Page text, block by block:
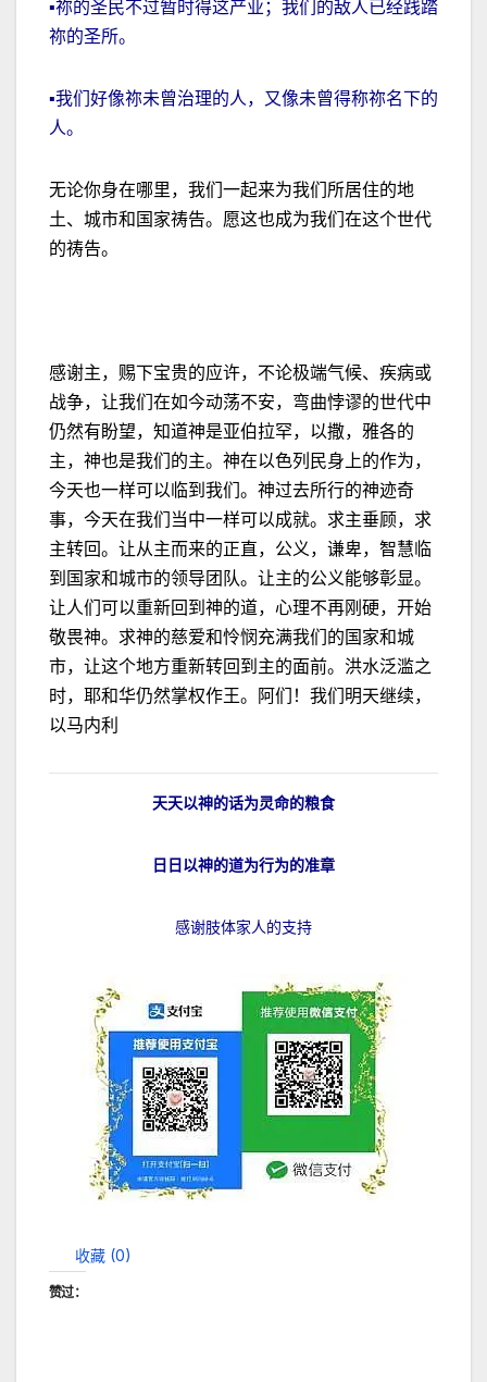
▪祢的圣民不过暂时得这产业；我们的敌人已经践踏
祢的圣所。
▪我们好像祢未曾治理的人，又像未曾得称祢名下的
人。
无论你身在哪里，我们一起来为我们所居住的地
土、城市和国家祷告。愿这也成为我们在这个世代
的祷告。
感谢主，赐下宝贵的应许，不论极端气候、疾病或
战争，让我们在如今动荡不安，弯曲悖谬的世代中
仍然有盼望，知道神是亚伯拉罕，以撒，雅各的
主，神也是我们的主。神在以色列民身上的作为，
今天也一样可以临到我们。神过去所行的神迹奇
事，今天在我们当中一样可以成就。求主垂顾，求
主转回。让从主而来的正直，公义，谦卑，智慧临
到国家和城市的领导团队。让主的公义能够彰显。
让人们可以重新回到神的道，心理不再刚硬，开始
敬畏神。求神的慈爱和怜悯充满我们的国家和城
市，让这个地方重新转回到主的面前。洪水泛滥之
时，耶和华仍然掌权作王。阿们！我们明天继续，
以马内利
天天以神的话为灵命的粮食
日日以神的道为行为的准章
感谢肢体家人的支持
收藏 (0)
赞过：